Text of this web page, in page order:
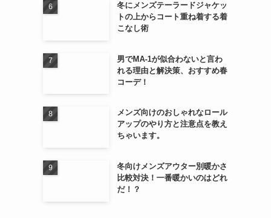
冬にメンズテーラードジャケッ
トの上からコート重ね着する着
こなし術
男でMA-1が似合わないと言わ
れる理由と解決策、おすすめ春
コーデ！
メンズ向けのおしゃれなロール
アップのやり方と注意点を教え
ちゃいます。
冬向けメンズアウター別暖かさ
比較対決！一番暖かいのはどれ
だ！？